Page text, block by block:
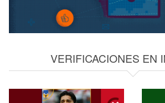
VERIFICACIONES EN